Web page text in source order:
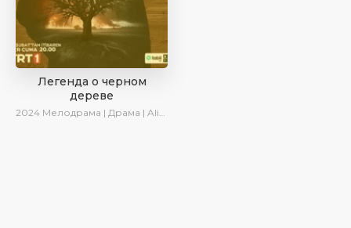
Легенда о черном
дереве
2024 Мелодрама | Драма | AlisaDirilis | Сериалы 2024